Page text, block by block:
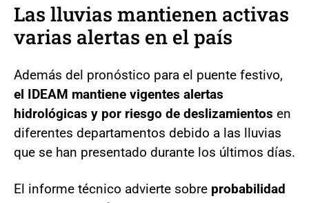
Las lluvias mantienen activas
varias alertas en el país
Además del pronóstico para el puente festivo,
el IDEAM mantiene vigentes alertas
hidrológicas y por riesgo de deslizamientos en
diferentes departamentos debido a las lluvias
que se han presentado durante los últimos días.
El informe técnico advierte sobre probabilidad